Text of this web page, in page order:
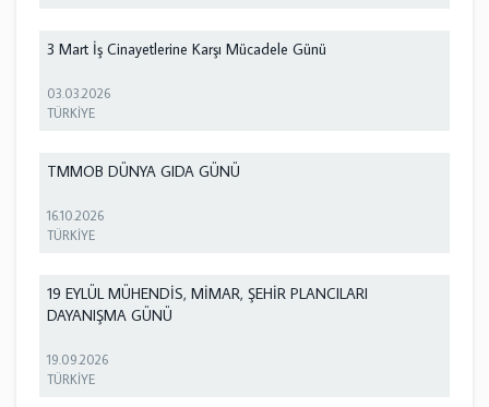
3 Mart İş Cinayetlerine Karşı Mücadele Günü
03.03.2026
TÜRKİYE
TMMOB DÜNYA GIDA GÜNÜ
16.10.2026
TÜRKİYE
19 EYLÜL MÜHENDİS, MİMAR, ŞEHİR PLANCILARI
DAYANIŞMA GÜNÜ
19.09.2026
TÜRKİYE